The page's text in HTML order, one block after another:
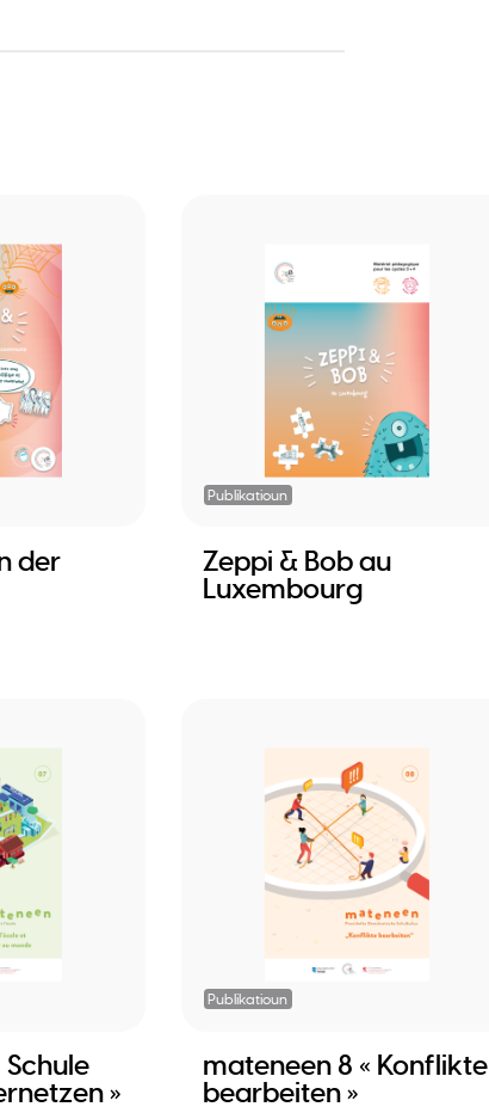
der
Publikatioun
Zeppi & Bob au
Luxembourg
»
Publikatioun
mateneen 8 « Konflikte
bearbeiten »